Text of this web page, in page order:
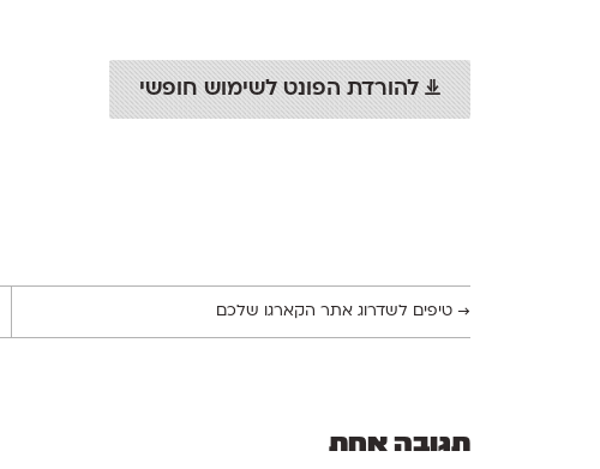
להורדת הפונט לשימוש חופשי
→ טיפים לשדרוג אתר הקארגו שלכם
תגובה אחת